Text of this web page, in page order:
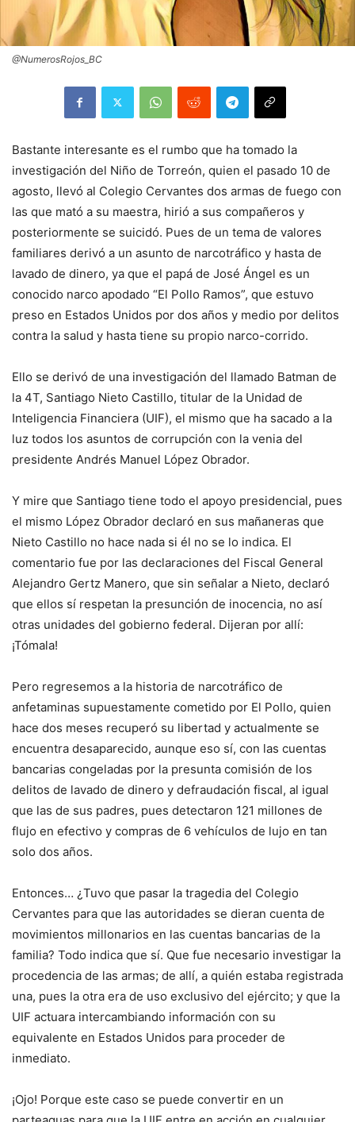
@NumerosRojos_BC
Bastante interesante es el rumbo que ha tomado la
investigación del Niño de Torreón, quien el pasado 10 de
agosto, llevó al Colegio Cervantes dos armas de fuego con
las que mató a su maestra, hirió a sus compañeros y
posteriormente se suicidó. Pues de un tema de valores
familiares derivó a un asunto de narcotráfico y hasta de
lavado de dinero, ya que el papá de José Ángel es un
conocido narco apodado “El Pollo Ramos”, que estuvo
preso en Estados Unidos por dos años y medio por delitos
contra la salud y hasta tiene su propio narco-corrido.
Ello se derivó de una investigación del llamado Batman de
la 4T, Santiago Nieto Castillo, titular de la Unidad de
Inteligencia Financiera (UIF), el mismo que ha sacado a la
luz todos los asuntos de corrupción con la venia del
presidente Andrés Manuel López Obrador.
Y mire que Santiago tiene todo el apoyo presidencial, pues
el mismo López Obrador declaró en sus mañaneras que
Nieto Castillo no hace nada si él no se lo indica. El
comentario fue por las declaraciones del Fiscal General
Alejandro Gertz Manero, que sin señalar a Nieto, declaró
que ellos sí respetan la presunción de inocencia, no así
otras unidades del gobierno federal. Dijeran por allí:
¡Tómala!
Pero regresemos a la historia de narcotráfico de
anfetaminas supuestamente cometido por El Pollo, quien
hace dos meses recuperó su libertad y actualmente se
encuentra desaparecido, aunque eso sí, con las cuentas
bancarias congeladas por la presunta comisión de los
delitos de lavado de dinero y defraudación fiscal, al igual
que las de sus padres, pues detectaron 121 millones de
flujo en efectivo y compras de 6 vehículos de lujo en tan
solo dos años.
Entonces… ¿Tuvo que pasar la tragedia del Colegio
Cervantes para que las autoridades se dieran cuenta de
movimientos millonarios en las cuentas bancarias de la
familia? Todo indica que sí. Que fue necesario investigar la
procedencia de las armas; de allí, a quién estaba registrada
una, pues la otra era de uso exclusivo del ejército; y que la
UIF actuara intercambiando información con su
equivalente en Estados Unidos para proceder de
inmediato.
¡Ojo! Porque este caso se puede convertir en un